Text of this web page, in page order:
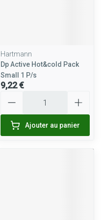
Hartmann
Dp Active Hot&cold Pack
Small 1 P/s
9,22 €
Ajouter au panier